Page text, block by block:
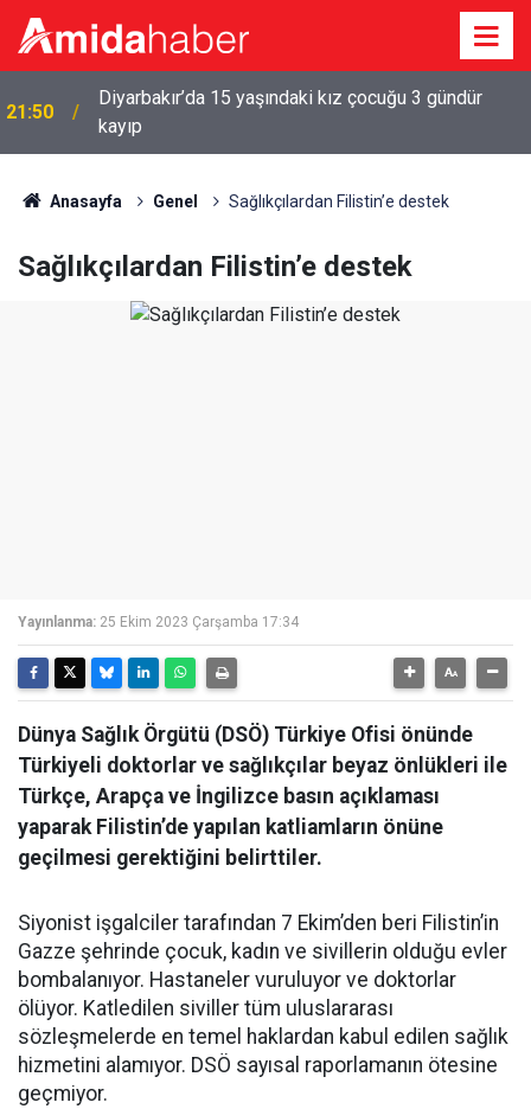
21:50
Diyarbakır’da 15 yaşındaki kız çocuğu 3 gündür
kayıp
Anasayfa Genel Sağlıkçılardan Filistin’e destek
Sağlıkçılardan Filistin’e destek
Yayınlanma: 25 Ekim 2023 Çarşamba 17:34
Dünya Sağlık Örgütü (DSÖ) Türkiye Ofisi önünde
Türkiyeli doktorlar ve sağlıkçılar beyaz önlükleri ile
Türkçe, Arapça ve İngilizce basın açıklaması
yaparak Filistin’de yapılan katliamların önüne
geçilmesi gerektiğini belirttiler.
Siyonist işgalciler tarafından 7 Ekim’den beri Filistin’in
Gazze şehrinde çocuk, kadın ve sivillerin olduğu evler
bombalanıyor. Hastaneler vuruluyor ve doktorlar
ölüyor. Katledilen siviller tüm uluslararası
sözleşmelerde en temel haklardan kabul edilen sağlık
hizmetini alamıyor. DSÖ sayısal raporlamanın ötesine
geçmiyor.